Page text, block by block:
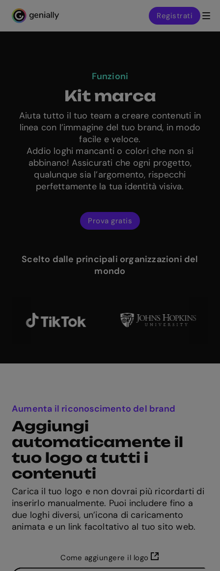
Genialy home page
Registrati
Funzioni
Kit marca
Aiuta tutto il tuo team a creare contenuti in
linea con l’immagine del tuo brand, in modo
facile e veloce.
Addio loghi mancanti o colori che non si
abbinano! Assicurati che ogni progetto,
qualunque sia l’argomento, rispecchi
perfettamente la tua identità visiva.
Prova gratis
Scelto dalle principali organizzazioni del
mondo
Aumenta il riconoscimento del brand
Aggiungi
automaticamente il
tuo logo a tutti i
contenuti
Carica il tuo logo e non dovrai più ricordarti di
inserirlo manualmente. Puoi includere fino a
due loghi diversi, un’icona di caricamento
animata e un link facoltativo al tuo sito web.
Come aggiungere il logo